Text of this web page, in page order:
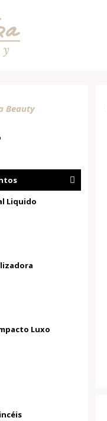
Beauty
Liquido
Luxo